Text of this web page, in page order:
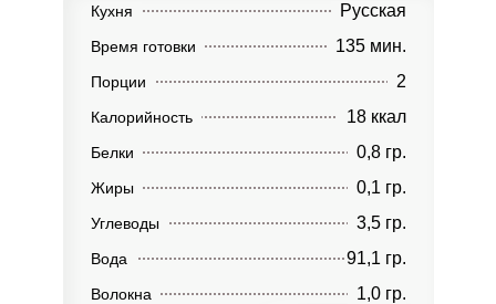
Кухня Русская
Время готовки 135 мин.
Порции 2
Калорийность 18 ккал
Белки 0,8 гр.
Жиры 0,1 гр.
Углеводы 3,5 гр.
Вода 91,1 гр.
Волокна 1,0 гр.